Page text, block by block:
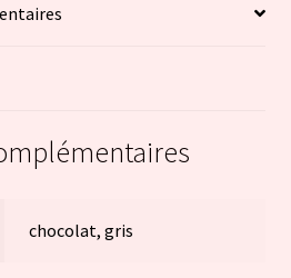
chocolat, gris